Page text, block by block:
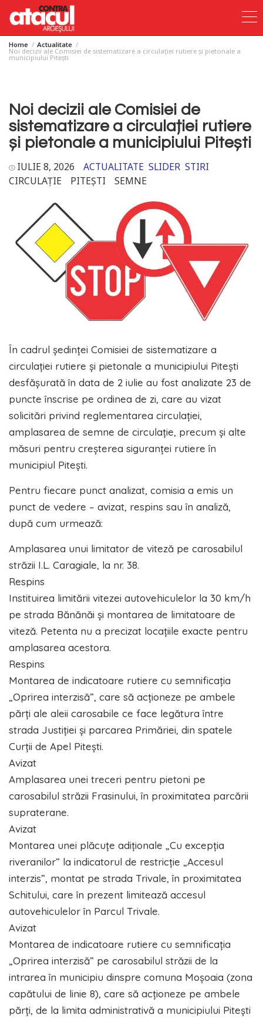
SkipHome Actualitate
Noi decizii ale Comisiei de sistematizare a circulației rutiere și pietonale a
municipiului Pitești
Noi decizii ale Comisiei de
sistematizare a circulației rutiere
și pietonale a municipiului Pitești
IULIE 8, 2026 ACTUALITATE SLIDER STIRI
CIRCULAȚIE
PITEȘTI SEMNE
În cadrul ședinței Comisiei de sistematizare a
circulației rutiere și pietonale a municipiului Pitești
desfășurată în data de 2 iulie au fost analizate 23 de
puncte înscrise pe ordinea de zi, care au vizat
solicitări privind reglementarea circulației,
amplasarea de semne de circulație, precum și alte
măsuri pentru creșterea siguranței rutiere în
municipiul Pitești.
Pentru fiecare punct analizat, comisia a emis un
punct de vedere – avizat, respins sau în analiză,
după cum urmează:
Amplasarea unui limitator de viteză pe carosabilul
străzii I.L. Caragiale, la nr. 38.
Respins
Instituirea limitării vitezei autovehiculelor la 30 km/h
pe strada Bănănăi și montarea de limitatoare de
viteză. Petenta nu a precizat locațiile exacte pentru
amplasarea acestora.
Respins
Montarea de indicatoare rutiere cu semnificația
„Oprirea interzisă”, care să acționeze pe ambele
părți ale aleii carosabile ce face legătura între
strada Justiției și parcarea Primăriei, din spatele
Curții de Apel Pitești.
Avizat
Amplasarea unei treceri pentru pietoni pe
carosabilul străzii Frasinului, în proximitatea parcării
supraterane.
Avizat
Montarea unei plăcuțe adiționale „Cu excepția
riveranilor” la indicatorul de restricție „Accesul
interzis”, montat pe strada Trivale, în proximitatea
Schitului, care în prezent limitează accesul
autovehiculelor în Parcul Trivale.
Avizat
Montarea de indicatoare rutiere cu semnificația
„Oprirea interzisă” pe carosabilul străzii de la
intrarea în municipiu dinspre comuna Moșoaia (zona
capătului de linie 8), care să acționeze pe ambele
părți, de la limita administrativă a municipiului Pitești